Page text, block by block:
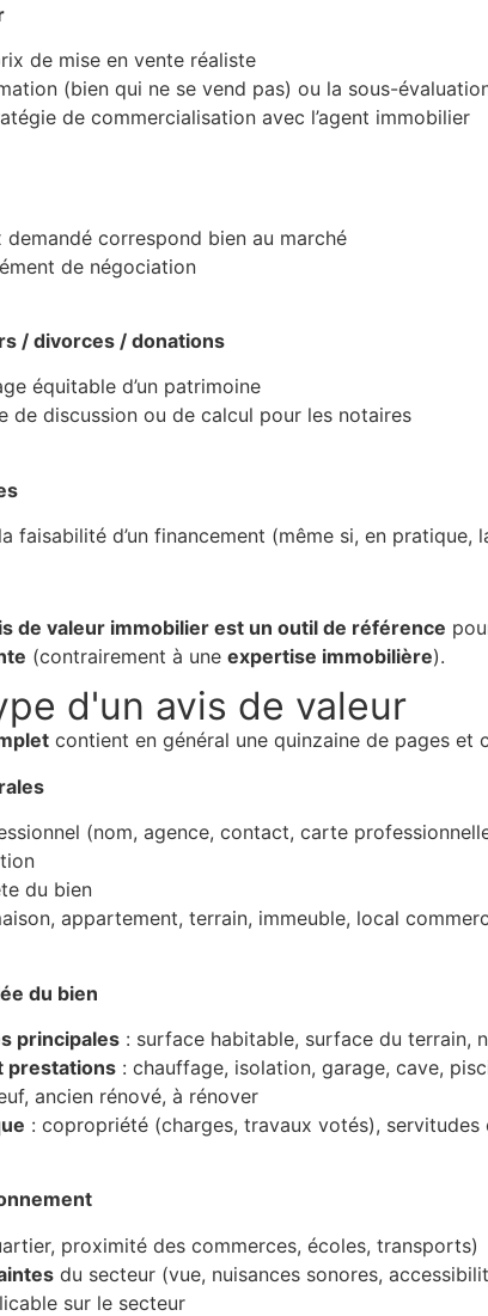
de mise en vente réaliste
(bien qui ne se vend pas) ou la sous-
de commercialisation avec l’agent immobilier
correspond bien au marché
de négociation
/ divorces / donations
équitable d’un patrimoine
de discussion ou de calcul pour les notaires
faisabilité d’un financement (même si, en
de valeur immobilier est un outil de référence
(contrairement à une expertise immobilière).
d'un avis de valeur
contient en général une quinzaine de pages et
(nom, agence, contact, carte
du bien
appartement, terrain, immeuble, local
du bien
principales : surface habitable, surface du terrain,
prestations : chauffage, isolation, garage, cave,
ancien rénové, à rénover
: copropriété (charges, travaux votés), servitudes
proximité des commerces, écoles, transports)
du secteur (vue, nuisances sonores,
sur le secteur